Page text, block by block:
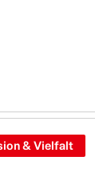
& Vielfalt